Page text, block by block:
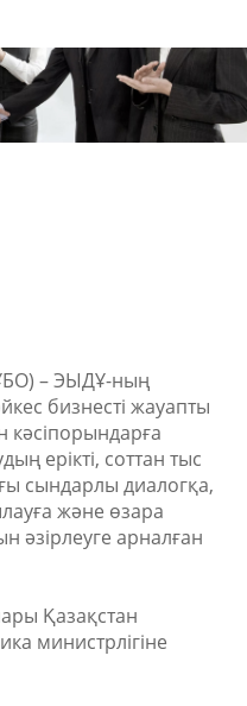
– ЭЫДҰ-ның
бизнесті жауапты
кәсіпорындарға
ерікті, соттан тыс
сындарлы диалогқа,
және өзара
әзірлеуге арналған
Қазақстан
министрлігіне